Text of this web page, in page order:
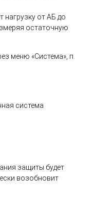
нагрузку от АБ до
остаточную
меню «Система», п.
система
защиты будет
возобновит